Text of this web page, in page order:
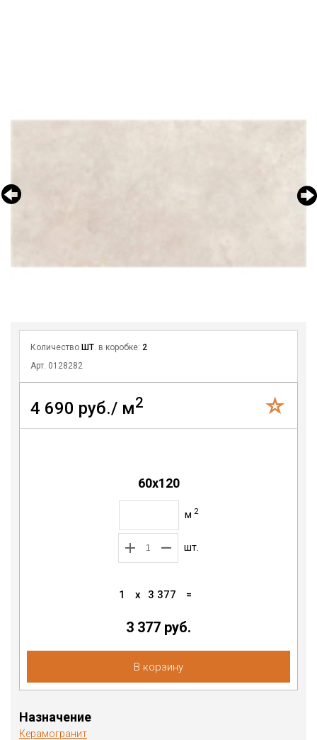
Количество ШТ. в коробке: 2
Арт. 0128282
4 690 руб./ м2
60x120
м 2
шт.
1 x 3 377 =
3 377 руб.
В корзину
Назначение
Керамогранит